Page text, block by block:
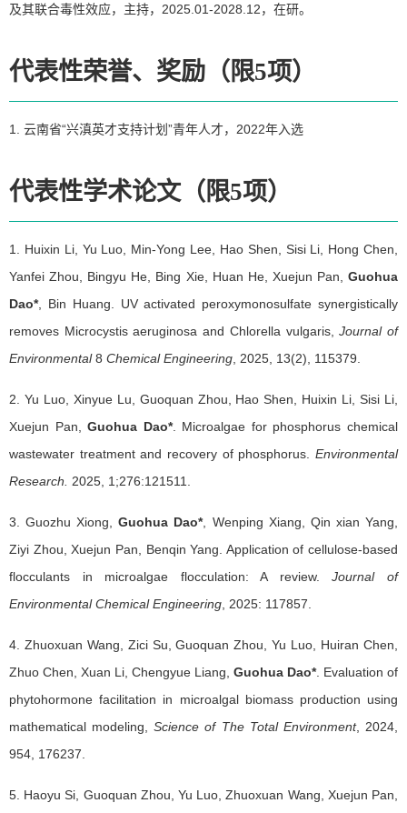
及其联合毒性效应，主持，2025.01-2028.12，在研。
代表性荣誉、奖励（限5项）
1. 云南省“兴滇英才支持计划”青年人才，2022年入选
代表性学术论文（限5项）
1. Huixin Li, Yu Luo, Min-Yong Lee, Hao Shen, Sisi Li, Hong Chen,
Yanfei Zhou, Bingyu He, Bing Xie, Huan He, Xuejun Pan, Guohua
Dao*, Bin Huang. UV activated peroxymonosulfate synergistically
removes Microcystis aeruginosa and Chlorella vulgaris,Journal of
Environmental8 Chemical Engineering , 2025, 13(2), 115379.
2. Yu Luo, Xinyue Lu, Guoquan Zhou, Hao Shen, Huixin Li, Sisi Li,
Xuejun Pan,Guohua Dao*. Microalgae for phosphorus chemical
wastewater treatment and recovery of phosphorus. Environmental
Research.
2025, 1;276:121511.
3. Guozhu Xiong,Guohua Dao*, Wenping Xiang, Qin xian Yang,
Ziyi Zhou, Xuejun Pan, Benqin Yang. Application of cellulose-based
flocculants in microalgae flocculation: A review.Journal of
Environmental Chemical Engineering , 2025: 117857.
4. Zhuoxuan Wang, Zici Su, Guoquan Zhou, Yu Luo, Huiran Chen,
Zhuo Chen, Xuan Li, Chengyue Liang, Guohua Dao*. Evaluation of
phytohormone facilitation in microalgal biomass production using
mathematical modeling,Science of The Total Environment, 2024,
954, 176237.
5. Haoyu Si, Guoquan Zhou, Yu Luo, Zhuoxuan Wang, Xuejun Pan,